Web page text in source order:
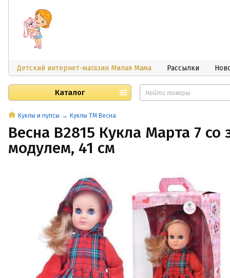
Детский интернет-магазин Милая Мама Рассылки
Каталог
Куклы и пупсы Куклы ТМ Весна
Весна В2815 Кукла Марта 7 со
модулем, 41 см